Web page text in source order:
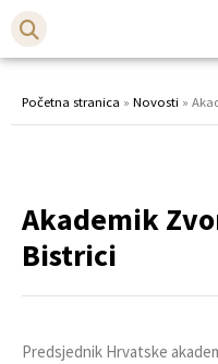
Početna stranica » Novosti »
Akademik Zvonko Kusić u Mariji
Bistrici
Predsjednik Hrvatske